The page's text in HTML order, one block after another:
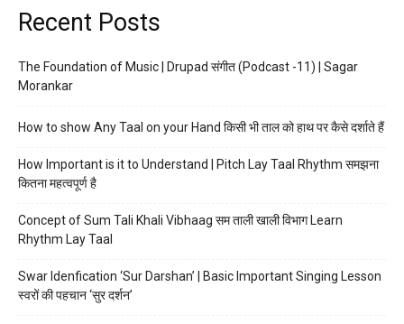
Recent Posts
The Foundation of Music | Drupad संगीत (Podcast -11) | Sagar
Morankar
How to show Any Taal on your Hand किसी भी ताल को हाथ पर कैसे दर्शाते हैं
How Important is it to Understand | Pitch Lay Taal Rhythm समझना
कितना महत्वपूर्ण है
Concept of Sum Tali Khali Vibhaag सम ताली खाली विभाग Learn
Rhythm Lay Taal
Swar Idenfication ‘Sur Darshan’ | Basic Important Singing Lesson
स्वरों की पहचान ‘सुर दर्शन’